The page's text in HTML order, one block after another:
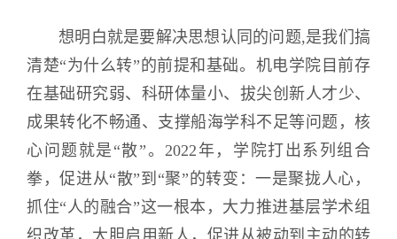
想明白就是要解决思想认同的问题,是我们搞
清楚“为什么转”的前提和基础。机电学院目前存
在基础研究弱、科研体量小、拔尖创新人才少、
成果转化不畅通、支撑船海学科不足等问题，核
心问题就是“散”。2022年，学院打出系列组合
拳，促进从“散”到“聚”的转变：一是聚拢人心，
抓住“人的融合”这一根本，大力推进基层学术组